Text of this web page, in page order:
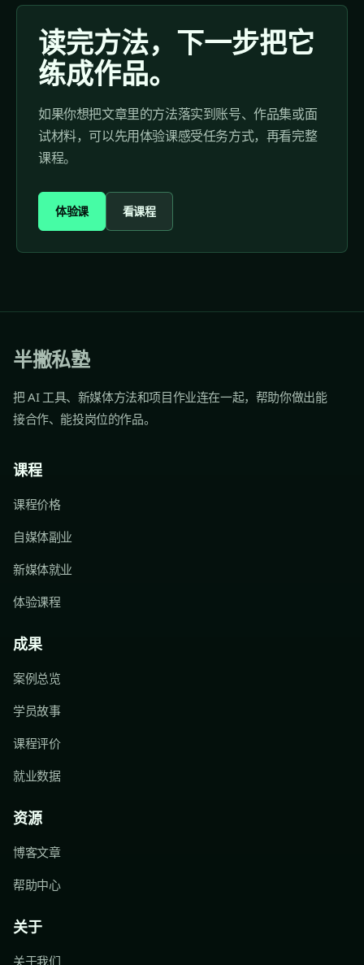
读完方法，下一步把它
练成作品。
如果你想把文章里的方法落实到账号、作品集或面
试材料，可以先用体验课感受任务方式，再看完整
课程。
体验课 看课程
半撇私塾
把 AI 工具、新媒体方法和项目作业连在一起，帮助你做出能
接合作、能投岗位的作品。
课程
课程价格
自媒体副业
新媒体就业
体验课程
成果
案例总览
学员故事
课程评价
就业数据
资源
博客文章
帮助中心
关于
关于我们